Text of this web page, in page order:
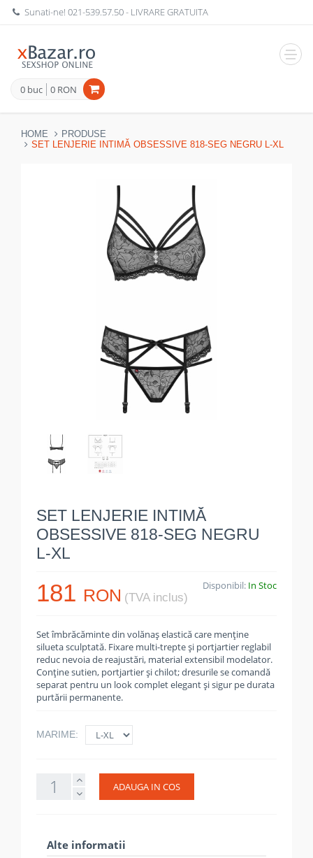
Sunati-ne!021-539.57.50- LIVRARE GRATUITA
0 buc 0 RON
HOME
PRODUSE
SET LENJERIE INTIMĂ OBSESSIVE 818-SEG NEGRU L-XL
SET LENJERIE INTIMĂ
OBSESSIVE 818-SEG NEGRU
L-XL
181 RON (TVA inclus)
Disponibil: In Stoc
Set îmbrăcăminte din volănaș elastică care menține
silueta sculptată. Fixare multi-trepte și portjartier reglabil
reduc nevoia de reajustări, material extensibil modelator.
Conține sutien, portjartier și chilot; dresurile se comandă
separat pentru un look complet elegant și sigur pe durata
purtării permanente.
MARIME:
ADAUGA IN COS
Alte informatii